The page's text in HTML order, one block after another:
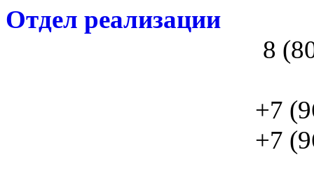
Отдел реализации
8
+7
+7